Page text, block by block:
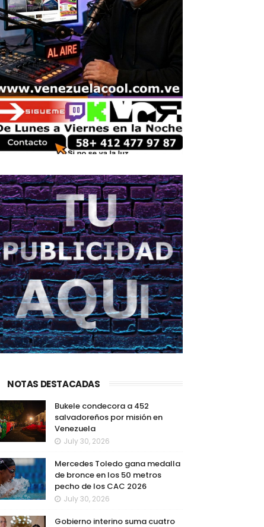
NOTAS DESTACADAS
Bukele condecora a 452
salvadoreños por misión en
Venezuela
July 30, 2026
Mercedes Toledo gana medalla
de bronce en los 50 metros
pecho de los CAC 2026
July 30, 2026
Gobierno interino suma cuatro